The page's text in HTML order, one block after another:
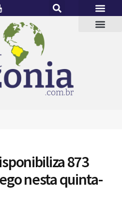
873
nesta quinta-